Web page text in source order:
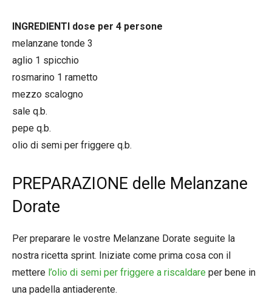
INGREDIENTI dose per 4 persone
melanzane tonde 3
aglio 1 spicchio
rosmarino 1 rametto
mezzo scalogno
sale q.b.
pepe q.b.
olio di semi per friggere q.b.
PREPARAZIONE delle Melanzane
Dorate
Per preparare le vostre Melanzane Dorate seguite la
nostra ricetta sprint. Iniziate come prima cosa con il
mettere l’olio di semi per friggere a riscaldare per bene in
una padella antiaderente.